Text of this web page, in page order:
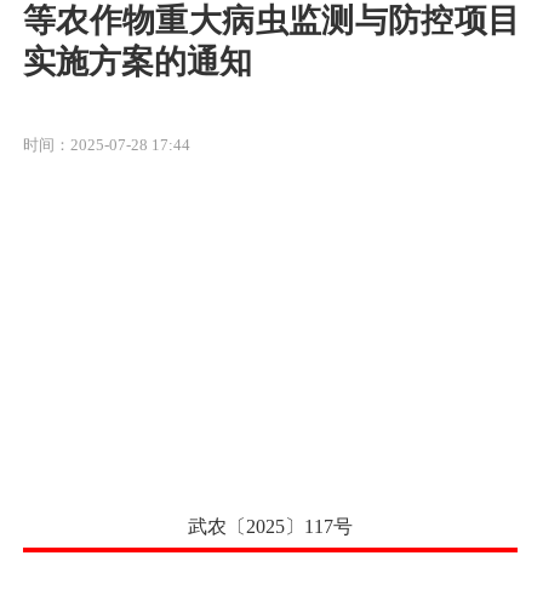
等农作物重大病虫监测与防控项目
实施方案的通知
时间：2025-07-28 17:44
武农 〔 2025〕 117号